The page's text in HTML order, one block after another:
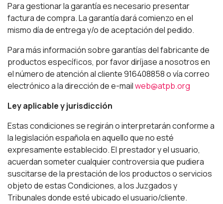
Para gestionar la garantía es necesario presentar
factura de compra. La garantía dará comienzo en el
mismo día de entrega y/o de aceptación del pedido.
Para más información sobre garantías del fabricante de
productos específicos, por favor diríjase a nosotros en
el número de atención al cliente 916408858 o vía correo
electrónico a la dirección de e-mailweb@atpb.org
Ley aplicable y jurisdicción
Estas condiciones se regirán o interpretarán conforme a
la legislación española en aquello que no esté
expresamente establecido. El prestador y el usuario,
acuerdan someter cualquier controversia que pudiera
suscitarse de la prestación de los productos o servicios
objeto de estas Condiciones, a los Juzgados y
Tribunales donde esté ubicado el usuario/cliente.